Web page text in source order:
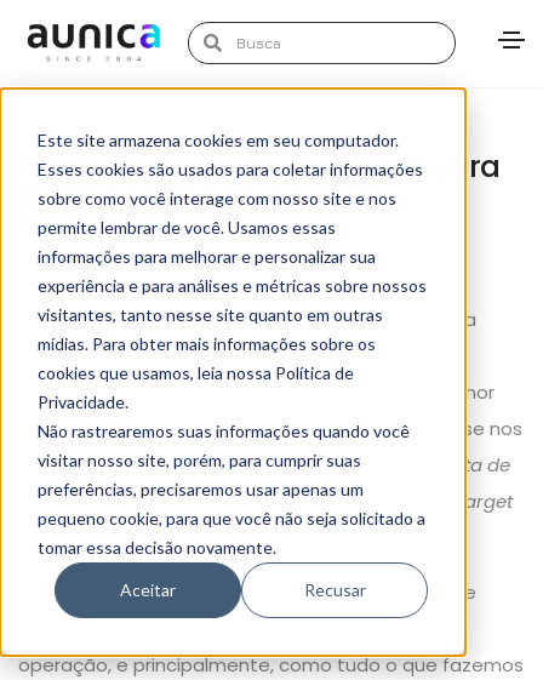
Este site armazena cookies em seu computador.
Esses cookies são usados para coletar informações
sobre como você interage com nosso site e nos
permite lembrar de você. Usamos essas
informações para melhorar e personalizar sua
experiência e para análises e métricas sobre nossos
visitantes, tanto nesse site quanto em outras
mídias. Para obter mais informações sobre os
cookies que usamos, leia nossa Política de
Privacidade.
Não rastrearemos suas informações quando você
visitar nosso site, porém, para cumprir suas
preferências, precisaremos usar apenas um
pequeno cookie, para que você não seja solicitado a
tomar essa decisão novamente.
Aceitar Recusar
Adobe disponibiliza calculadora
de ROI para Soluções de
Targeting
A Adobe disponibiliza em seu site (em inglês) uma
moderníssimacalculadora de melhorias de
Targe
para que você possa descobrir qual a melhor
forma e ferramenta que você pode usar com base nos
resultados e melhorias esperados.Esta ferramenta de
melhoria de soluções de targeting é a:
A Adobe Target
Value Navigator.
A ferramenta entende entre diversos objetivos de
operação, e principalmente, como tudo o que fazemos